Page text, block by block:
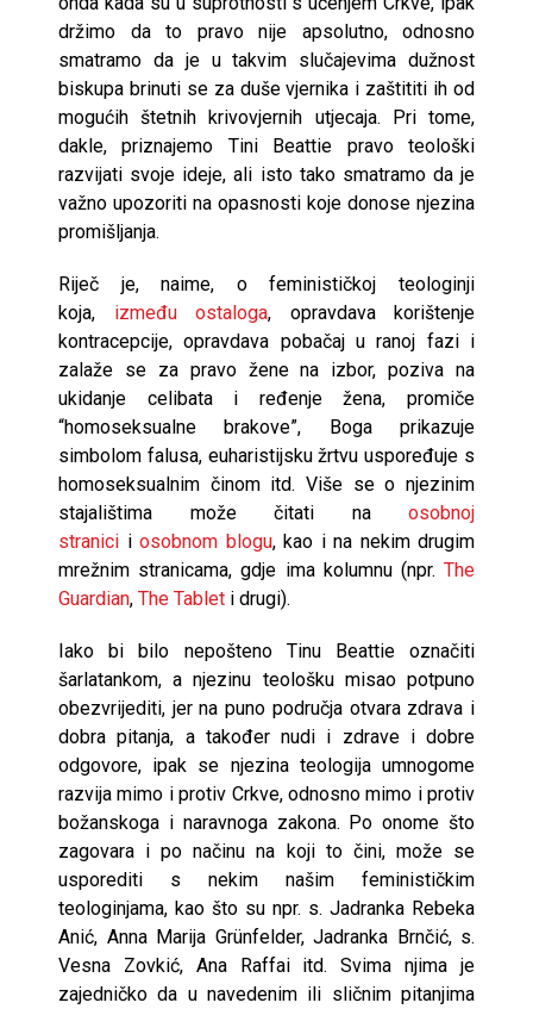
držimo da to pravo nije apsolutno, odnosno
smatramo da je u takvim slučajevima dužnost
biskupa brinuti se za duše vjernika i zaštititi ih od
mogućih štetnih krivovjernih utjecaja. Pri tome,
dakle, priznajemo Tini Beattie pravo teološki
razvijati svoje ideje, ali isto tako smatramo da je
važno upozoriti na opasnosti koje donose njezina
promišljanja.
Riječ je, naime, o feminističkoj teologinji
koja, između ostaloga, opravdava korištenje
kontracepcije, opravdava pobačaj u ranoj fazi i
zalaže se za pravo žene na izbor, poziva na
ukidanje celibata i ređenje žena, promiče
“homoseksualne brakove”, Boga prikazuje
simbolom falusa, euharistijsku žrtvu uspoređuje s
homoseksualnim činom itd. Više se o njezinim
stajalištima može čitati na osobnoj
stranici i osobnom blogu, kao i na nekim drugim
mrežnim stranicama, gdje ima kolumnu (npr. The
Guardian, The Tablet i drugi).
Iako bi bilo nepošteno Tinu Beattie označiti
šarlatankom, a njezinu teološku misao potpuno
obezvrijediti, jer na puno područja otvara zdrava i
dobra pitanja, a također nudi i zdrave i dobre
odgovore, ipak se njezina teologija umnogome
razvija mimo i protiv Crkve, odnosno mimo i protiv
božanskoga i naravnoga zakona. Po onome što
zagovara i po načinu na koji to čini, može se
usporediti s nekim našim feminističkim
teologinjama, kao što su npr. s. Jadranka Rebeka
Anić, Anna Marija Grünfelder, Jadranka Brnčić, s.
Vesna Zovkić, Ana Raffai itd. Svima njima je
zajedničko da u navedenim ili sličnim pitanjima